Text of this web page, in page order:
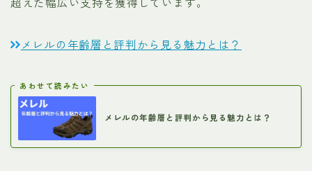
メレルの年齢層と評判から見る魅力とは？
あわせて読みたい
メレルの年齢層と評判から見る魅力とは？